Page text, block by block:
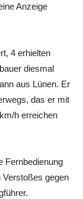
Anzeige
4 erhielten
diesmal
aus Lünen. Er
das er mit
h erreichen
Fernbedienung
Verstoßes gegen